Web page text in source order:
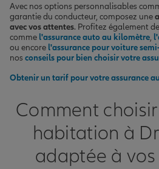
Avec nos options personnalisables
garantie du conducteur, composez une
avec vos attentes. Profitez également
comme l'assurance auto au kilomètre,
ou encore l'assurance pour voiture
nos conseils pour bien choisir votre
Obtenir un tarif pour votre assurance
Comment
habitation à
adaptée à vos